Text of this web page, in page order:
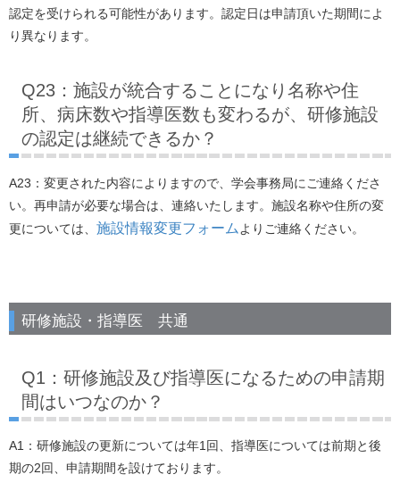
認定を受けられる可能性があります。認定日は申請頂いた期間によ
り異なります。
Q23：施設が統合することになり名称や住
所、病床数や指導医数も変わるが、研修施設
の認定は継続できるか？
A23：変更された内容によりますので、学会事務局にご連絡くださ
い。再申請が必要な場合は、連絡いたします。施設名称や住所の変
更については、 施設情報変更フォーム よりご連絡ください。
研修施設・指導医 共通
Q1：研修施設及び指導医になるための申請期
間はいつなのか？
A1：研修施設の更新については年1回、指導医については前期と後
期の2回、申請期間を設けております。